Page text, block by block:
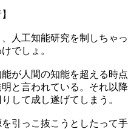
人工知能研究を制しちゃっ
でしょ。
が人間の知能を超える時点
と言われている。それ以降
して成し遂げてしまう。
引っこ抜こうとしたって手